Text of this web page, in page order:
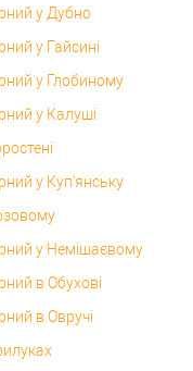
у Дубно
у Гайсині
у Глобиному
у Калуші
у Куп'янську
у Немішаєвому
в Обухові
в Овручі